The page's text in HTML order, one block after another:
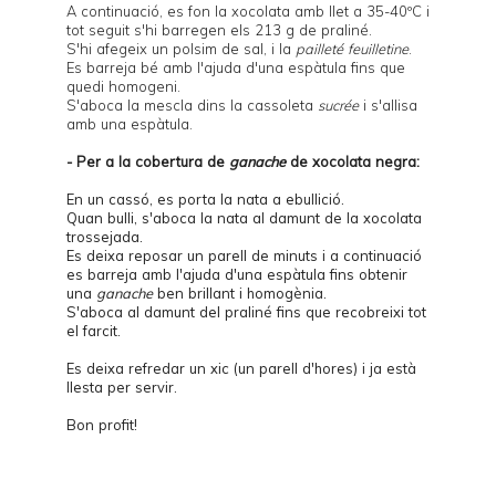
A continuació, es fon la xocolata amb llet a 35-40ºC i
tot seguit s'hi barregen els 213 g de praliné.
S'hi afegeix un polsim de sal, i la pailleté feuilletine.
Es barreja bé amb l'ajuda d'una espàtula fins que
quedi homogeni.
S'aboca la mescla dins la cassoleta sucréei s'allisa
amb una espàtula.
- Per a la cobertura de ganachede xocolata negra:
En un cassó, es porta la nata a ebullició.
Quan bulli, s'aboca la nata al damunt de la xocolata
trossejada.
Es deixa reposar un parell de minuts i a continuació
es barreja amb l'ajuda d'una espàtula fins obtenir
una ganacheben brillant i homogènia.
S'aboca al damunt del praliné fins que recobreixi tot
el farcit.
Es deixa refredar un xic (un parell d'hores) i ja està
llesta per servir.
Bon profit!